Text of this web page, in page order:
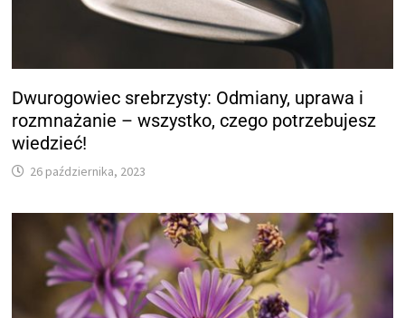
Dwurogowiec srebrzysty: Odmiany, uprawa i
rozmnażanie – wszystko, czego potrzebujesz
wiedzieć!
26 października, 2023